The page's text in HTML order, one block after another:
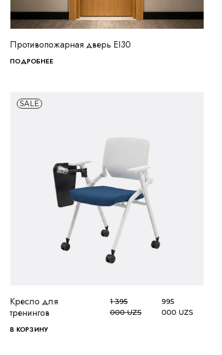
Противопожарная дверь EI30
ПОДРОБНЕЕ
SALE
Кресло для
тренингов
1 395
000UZS
995
000 UZS
В КОРЗИНУ